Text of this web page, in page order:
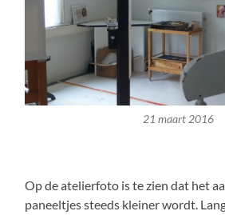
21 maart 2016
Op de atelierfoto is te zien dat het
paneeltjes steeds kleiner wordt.